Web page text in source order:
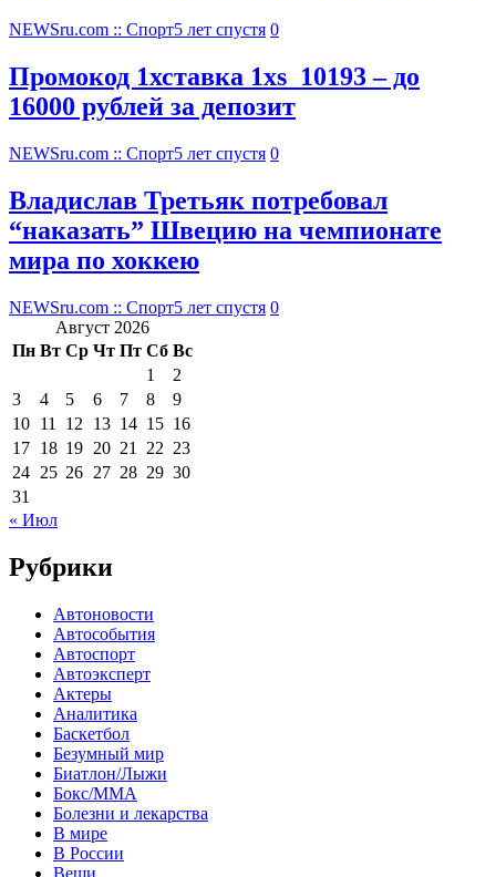
NEWSru.com :: Спорт5 лет спустя 0
Промокод 1хставка 1xs_10193 – до
16000 рублей за депозит
NEWSru.com :: Спорт5 лет спустя 0
Владислав Третьяк потребовал
“наказать” Швецию на чемпионате
мира по хоккею
NEWSru.com :: Спорт5 лет спустя 0
Август 2026
Пн Вт Ср Чт Пт Сб Вс
1
2
3
4 5 6 7 8
9
10 11 12 13 14 15 16
17 18 19 20 21 22 23
24 25 26 27 28 29 30
31
« Июл
Рубрики
Автоновости
Автособытия
Автоспорт
Автоэксперт
Актеры
Аналитика
Баскетбол
Безумный мир
Биатлон/Лыжи
Бокс/MMA
Болезни и лекарства
В мире
В России
Вещи